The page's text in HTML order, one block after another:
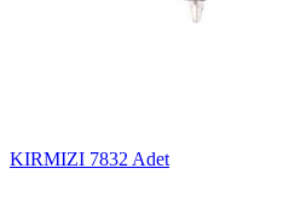
KIRMIZI 7832 Adet